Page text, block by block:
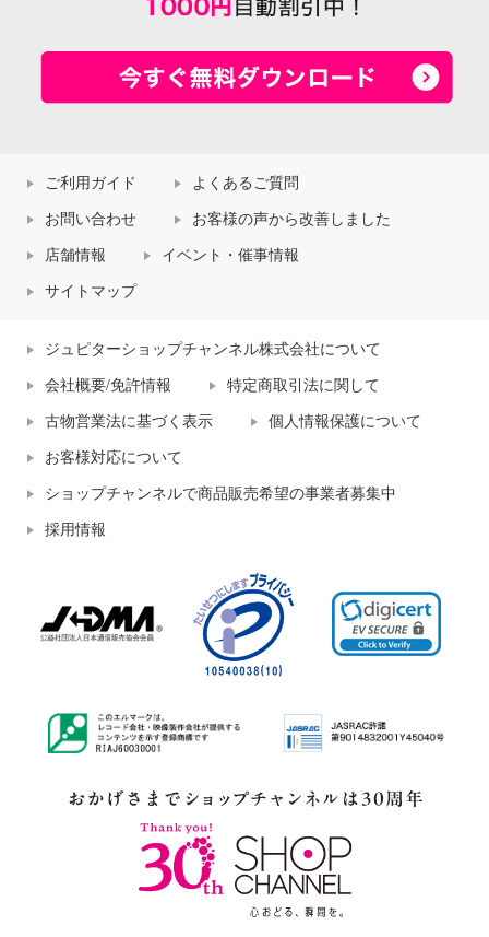
ご利用ガイド よくあるご質問
お問い合わせ お客様の声から改善しました
店舗情報 イベント・催事情報
サイトマップ
ジュピターショップチャンネル株式会社について
会社概要/免許情報 特定商取引法に関して
古物営業法に基づく表示 個人情報保護について
お客様対応について
ショップチャンネルで商品販売希望の事業者募集中
採用情報